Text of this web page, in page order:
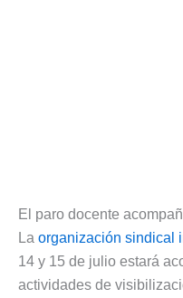
El paro docente
La organización sindical
14 y 15 de julio estará
actividades de